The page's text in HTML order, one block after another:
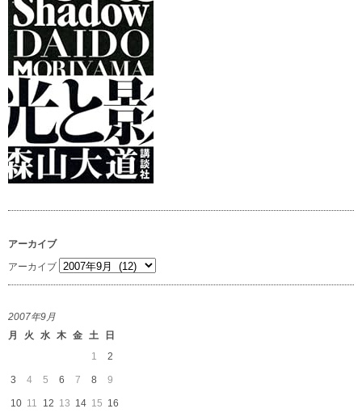
アーカイブ
アーカイブ
2007年9月
月
火 水 木 金 土
日
1
2
3 4 5 6 7 8 9
10 11 12 13 14 15 16